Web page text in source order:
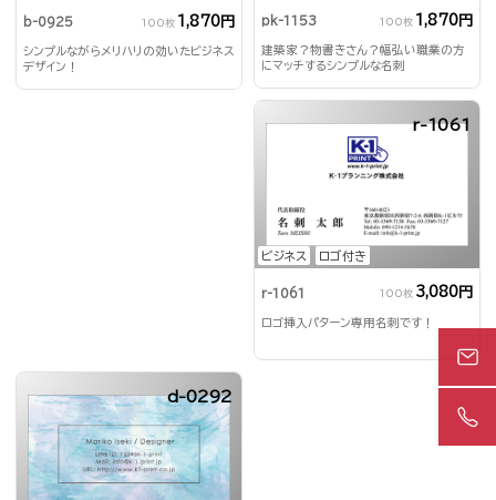
b-0925 100枚 1,870円
シンプルながらメリハリの効いたビジネス
デザイン！
pk-1153 100枚 1,870円
建築家？物書きさん？幅弘い職業の方
にマッチするシンプルな名刺
ビジネス ロゴ付き
r-1061
r-1061 100枚 3,080円
ロゴ挿入パターン専用名刺です！
d-0292